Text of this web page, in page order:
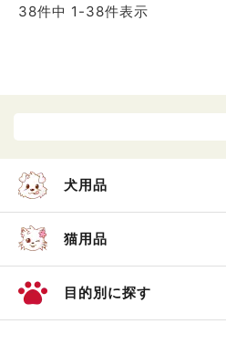
38件中 1 -38件表示
犬用品
猫用品
目的別に探す